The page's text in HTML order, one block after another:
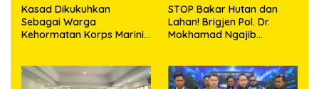
Kasad Dikukuhkan
Sebagai Warga
Kehormatan Korps Marinir
STOP Bakar Hutan dan
Lahan! Brigjen Pol. Dr.
Mokhamad Ngajib
Masa Depan!